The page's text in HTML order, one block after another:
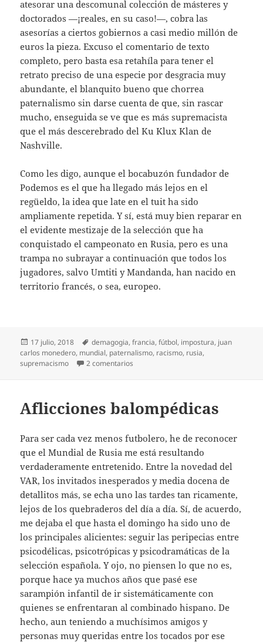
atesorar una descomunal colección de másteres y
doctorados —¡reales, en su caso!—, cobra las
asesorías a ciertos gobiernos a casi medio millón de
euros la pieza. Excuso el comentario de texto
completo, pero basta esa retahíla para tener el
retrato preciso de una especie por desgracia muy
abundante, el blanquito bueno que chorrea
paternalismo sin darse cuenta de que, sin rascar
mucho, enseguida se ve que es más supremacista
que el más descerebrado del Ku Klux Klan de
Nashville.
Como les digo, aunque el bocabuzón fundador de
Podemos es el que ha llegado más lejos en el
regüeldo, la idea que late en el tuit ha sido
ampliamente repetida. Y sí, está muy bien reparar en
el evidente mestizaje de la selección que ha
conquistado el campeonato en Rusia, pero es una
trampa no subrayar a continuación que todos los
jugadores, salvo Umtiti y Mandanda, han nacido en
territorio francés, o sea, europeo.
Publicado
el
17 julio, 2018 Etiquetas
demagogia,francia,fútbol, impostura, juan
carlos monedero, mundial, paternalismo, racismo, rusia,
supremacismo
2 comentarios
Aflicciones balompédicas
Para ser cada vez menos futbolero, he de reconocer
que el Mundial de Rusia me está resultando
verdaderamente entretenido. Entre la novedad del
VAR, los invitados inesperados y media docena de
detallitos más, se echa uno las tardes tan ricamente,
lejos de los quebraderos del día a día. Sí, de acuerdo,
me dejaba el que hasta el domingo ha sido uno de
los principales alicientes: seguir las peripecias entre
psicodélicas, psicotrópicas y psicodramáticas de la
selección española. Y ojo, no piensen lo que no es,
porque hace ya muchos años que pasé ese
sarampión infantil de ir sistemáticamente con
quienes se enfrentaran al combinado hispano. De
hecho, aun teniendo a muchísimos amigos y
personas muy queridas entre los tocados por ese